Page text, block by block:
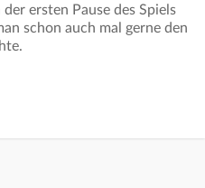
ersten Pause des Spiels
schon auch mal gerne den